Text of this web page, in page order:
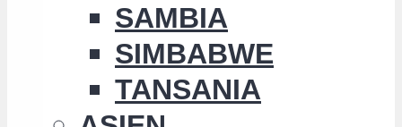
SAMBIA
SIMBABWE
TANSANIA